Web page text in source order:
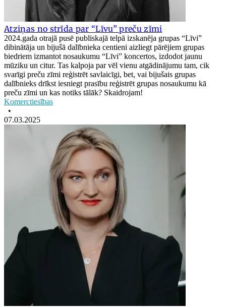
Atziņas no strīda par “Līvu” preču zīmi
2024.gada otrajā pusē publiskajā telpā izskanēja grupas “Līvi”
dibinātāja un bijušā dalībnieka centieni aizliegt pārējiem grupas
biedriem izmantot nosaukumu “Līvi” koncertos, izdodot jaunu
mūziku un citur. Tas kalpoja par vēl vienu atgādinājumu tam, cik
svarīgi preču zīmi reģistrēt savlaicīgi, bet, vai bijušais grupas
dalībnieks drīkst iesniegt prasību reģistrēt grupas nosaukumu kā
preču zīmi un kas notiks tālāk? Skaidrojam!
Komerctiesības
•
07.03.2025